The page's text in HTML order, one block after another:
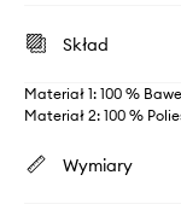
Skład
Materiał 1: 100 %
Materiał 2: 100 %
Wymiary